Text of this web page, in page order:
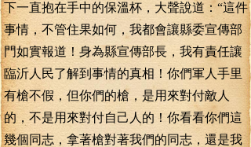
下一直抱在手中的保溫杯，大聲說道：“這件
事情，不管住果如何，我都會讓縣委宣傳部
門如實報道！身為縣宣傳部長，我有責任讓
臨沂人民了解到事情的真相！你們軍人手里
有槍不假，但你們的槍，是用來對付敵人
的，不是用來對付自己人的！你看看你們這
幾個同志，拿著槍對著我們的同志，還是我